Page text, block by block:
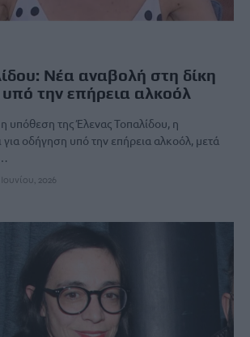
Νέα αναβολή στη δίκη
την επήρεια αλκοόλ
υπόθεση της Έλενας Τοπαλίδου, η
για οδήγηση υπό την επήρεια αλκοόλ, μετά
2026